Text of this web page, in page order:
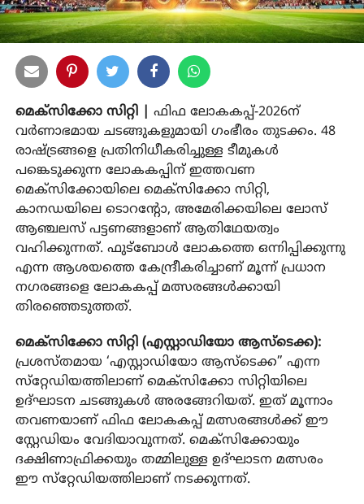
മെക്‌സിക്കോ സിറ്റി |
ഫിഫ ലോകകപ്പ്-2026ന്
വര്‍ണാഭമായ ചടങ്ങുകളുമായി ഗംഭീരം തുടക്കം. 48
രാഷ്ട്രങ്ങളെ പ്രതിനിധീകരിച്ചുള്ള ടീമുകള്‍
പങ്കെടുക്കുന്ന ലോകകപ്പിന് ഇത്തവണ
മെക്‌സിക്കോയിലെ മെക്‌സിക്കോ സിറ്റി,
കാനഡയിലെ ടൊറന്റോ, അമേരിക്കയിലെ ലോസ്
ആഞ്ചലസ് പട്ടണങ്ങളാണ് ആതിഥേയത്വം
വഹിക്കുന്നത്. ഫുട്‌ബോള്‍ ലോകത്തെ ഒന്നിപ്പിക്കുന്നു
എന്ന ആശയത്തെ കേന്ദ്രീകരിച്ചാണ് മൂന്ന് പ്രധാന
നഗരങ്ങളെ ലോകകപ്പ് മത്സരങ്ങള്‍ക്കായി
തിരഞ്ഞെടുത്തത്.
മെക്‌സിക്കോ സിറ്റി (എസ്റ്റാഡിയോ ആസ്‌ടെക്ക):
പ്രശസ്തമായ ‘എസ്റ്റാഡിയോ ആസ്‌ടെക്ക” എന്ന
സ്‌റ്റേഡിയത്തിലാണ് മെക്‌സിക്കോ സിറ്റിയിലെ
ഉദ്ഘാടന ചടങ്ങുകള്‍ അരങ്ങേറിയത്. ഇത് മൂന്നാം
തവണയാണ് ഫിഫ ലോകകപ്പ് മത്സരങ്ങള്‍ക്ക് ഈ
സ്റ്റേഡിയം വേദിയാവുന്നത്. മെക്‌സിക്കോയും
ദക്ഷിണാഫ്രിക്കയും തമ്മിലുള്ള ഉദ്ഘാടന മത്സരം
ഈ സ്‌റ്റേഡിയത്തിലാണ് നടക്കുന്നത്.